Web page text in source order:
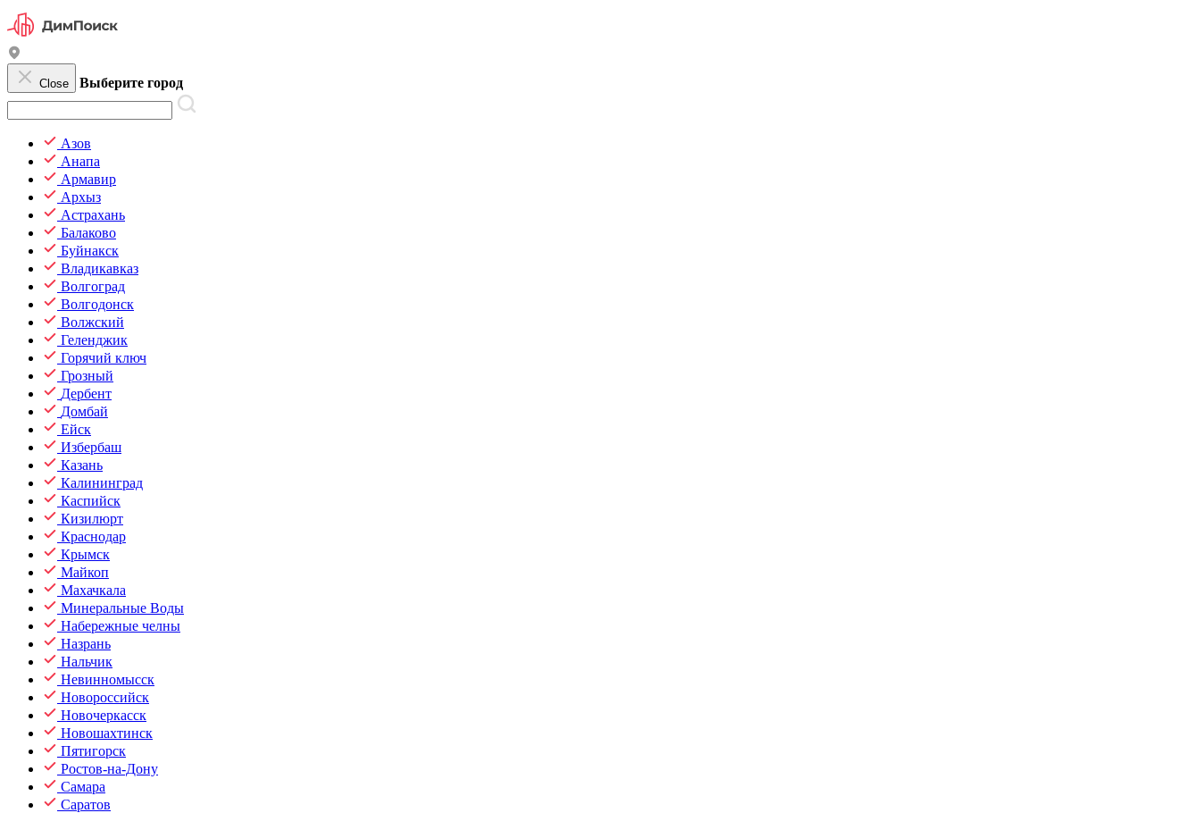
Close Выберите город
Азов
Анапа
Армавир
Архыз
Астрахань
Балаково
Буйнакск
Владикавказ
Волгоград
Волгодонск
Волжский
Геленджик
Горячий ключ
Грозный
Дербент
Домбай
Ейск
Избербаш
Казань
Калининград
Каспийск
Кизилюрт
Краснодар
Крымск
Майкоп
Махачкала
Минеральные Воды
Набережные челны
Назрань
Нальчик
Невинномысск
Новороссийск
Новочеркасск
Новошахтинск
Пятигорск
Ростов-на-Дону
Самара
Саратов